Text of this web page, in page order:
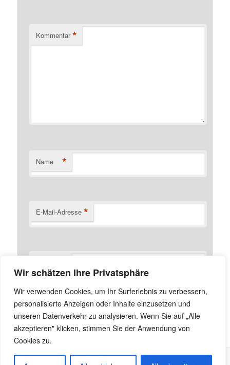
Wir schätzen Ihre Privatsphäre
Wir verwenden Cookies, um Ihr Surferlebnis zu verbessern,
personalisierte Anzeigen oder Inhalte einzusetzen und
unseren Datenverkehr zu analysieren. Wenn Sie auf „Alle
akzeptieren" klicken, stimmen Sie der Anwendung von
Cookies zu.
Kommentar *
Name *
E-Mail-Adresse *
Name, E-Mail-Adresse und Website in diesem Browser
für meinen nächsten Kommentar speichern.